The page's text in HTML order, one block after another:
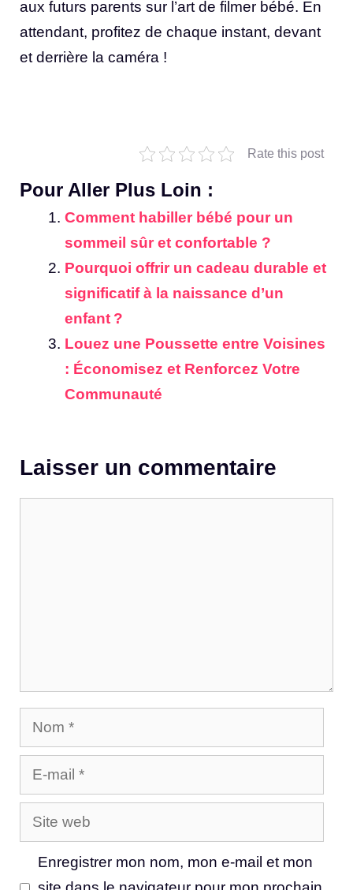
aux futurs parents sur l’art de filmer bébé. En
attendant, profitez de chaque instant, devant
et derrière la caméra !
Rate this post
Pour Aller Plus Loin :
Comment habiller bébé pour un
sommeil sûr et confortable ?
Pourquoi offrir un cadeau durable et
significatif à la naissance d’un
enfant ?
Louez une Poussette entre Voisines
: Économisez et Renforcez Votre
Communauté
Laisser un commentaire
Nom
E-
mail
Site
web
Enregistrer mon nom, mon e-mail et mon